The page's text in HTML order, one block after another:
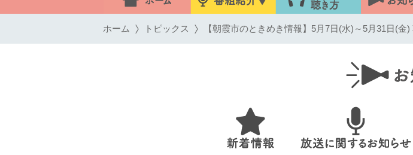
ホーム トピックス 【朝霞市のときめき情報】5月7日(水)～5月31日(金)